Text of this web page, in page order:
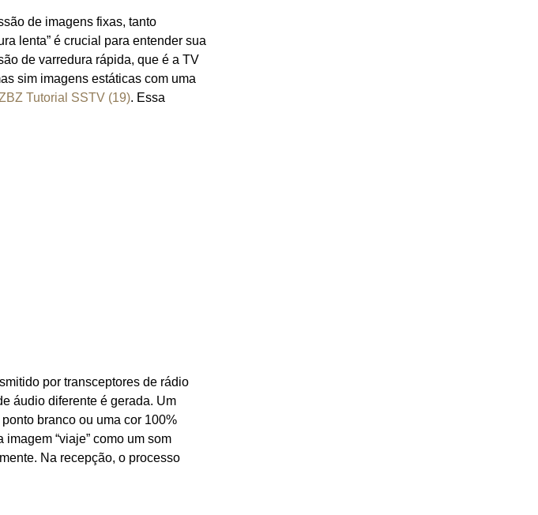
de imagens fixas, tanto
lenta” é crucial para entender sua
de varredura rápida, que é a TV
sim imagens estáticas com uma
Tutorial SSTV (19). Essa
por transceptores de rádio
áudio diferente é gerada. Um
branco ou uma cor 100%
imagem “viaje” como um som
Na recepção, o processo